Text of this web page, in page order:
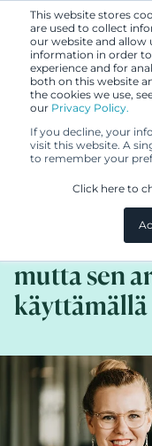
This website stores
are used to collect
our website and allow
information in order
experience and for
both on this website
the cookies we use,
our Privacy Policy.
If you decline, your
visit this website. A
to remember your
Click here to
11.2.2019
Terveisiä
pitää
mutta sen
käyttämällä